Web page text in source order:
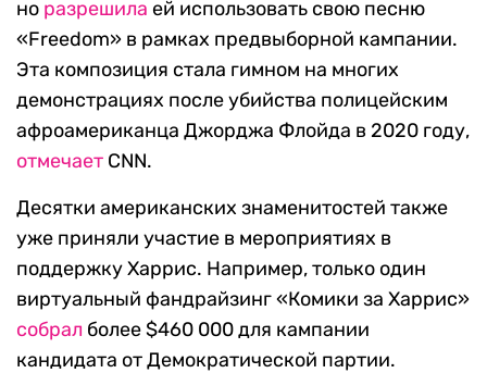
но разрешила ей использовать свою песню
«Freedom» в рамках предвыборной кампании.
Эта композиция стала гимном на многих
демонстрациях после убийства полицейским
афроамериканца Джорджа Флойда в 2020 году,
отмечает CNN.
Десятки американских знаменитостей также
уже приняли участие в мероприятиях в
поддержку Харрис. Например, только один
виртуальный фандрайзинг «Комики за Харрис»
собрал более $460 000 для кампании
кандидата от Демократической партии.